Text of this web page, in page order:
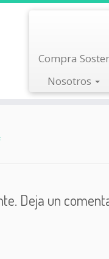
Saltar
contenido
Compra
Nosotros
Deja un